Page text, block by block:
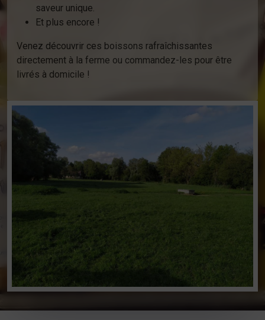
saveur unique.
Et plus encore !
Venez découvrir ces boissons rafraîchissantes
directement à la ferme ou commandez-les pour être
livrés à domicile !